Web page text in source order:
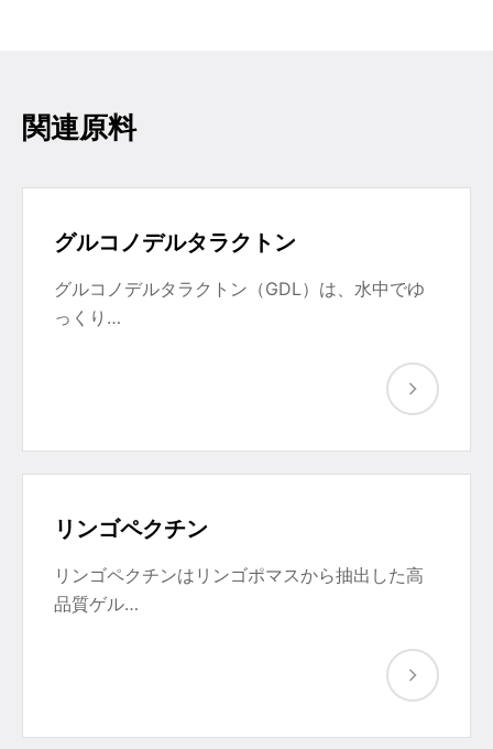
関連原料
グルコノデルタラクトン
グルコノデルタラクトン（GDL）は、水中でゆ
っくり…
リンゴペクチン
リンゴペクチンはリンゴポマスから抽出した高
品質ゲル…